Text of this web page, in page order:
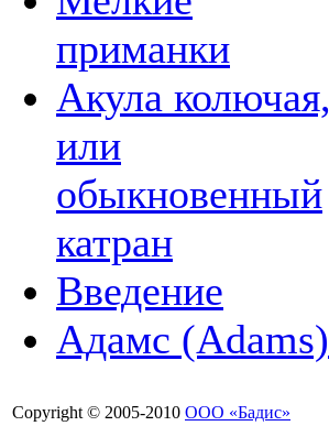
приманки
Акула колючая,
или
обыкновенный
катран
Введение
Адамс (Adams)
Copyright © 2005-2010 ООО «Бадис»